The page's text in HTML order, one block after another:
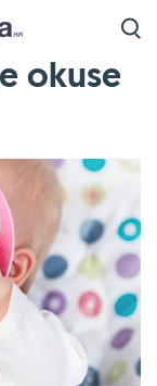
okuse